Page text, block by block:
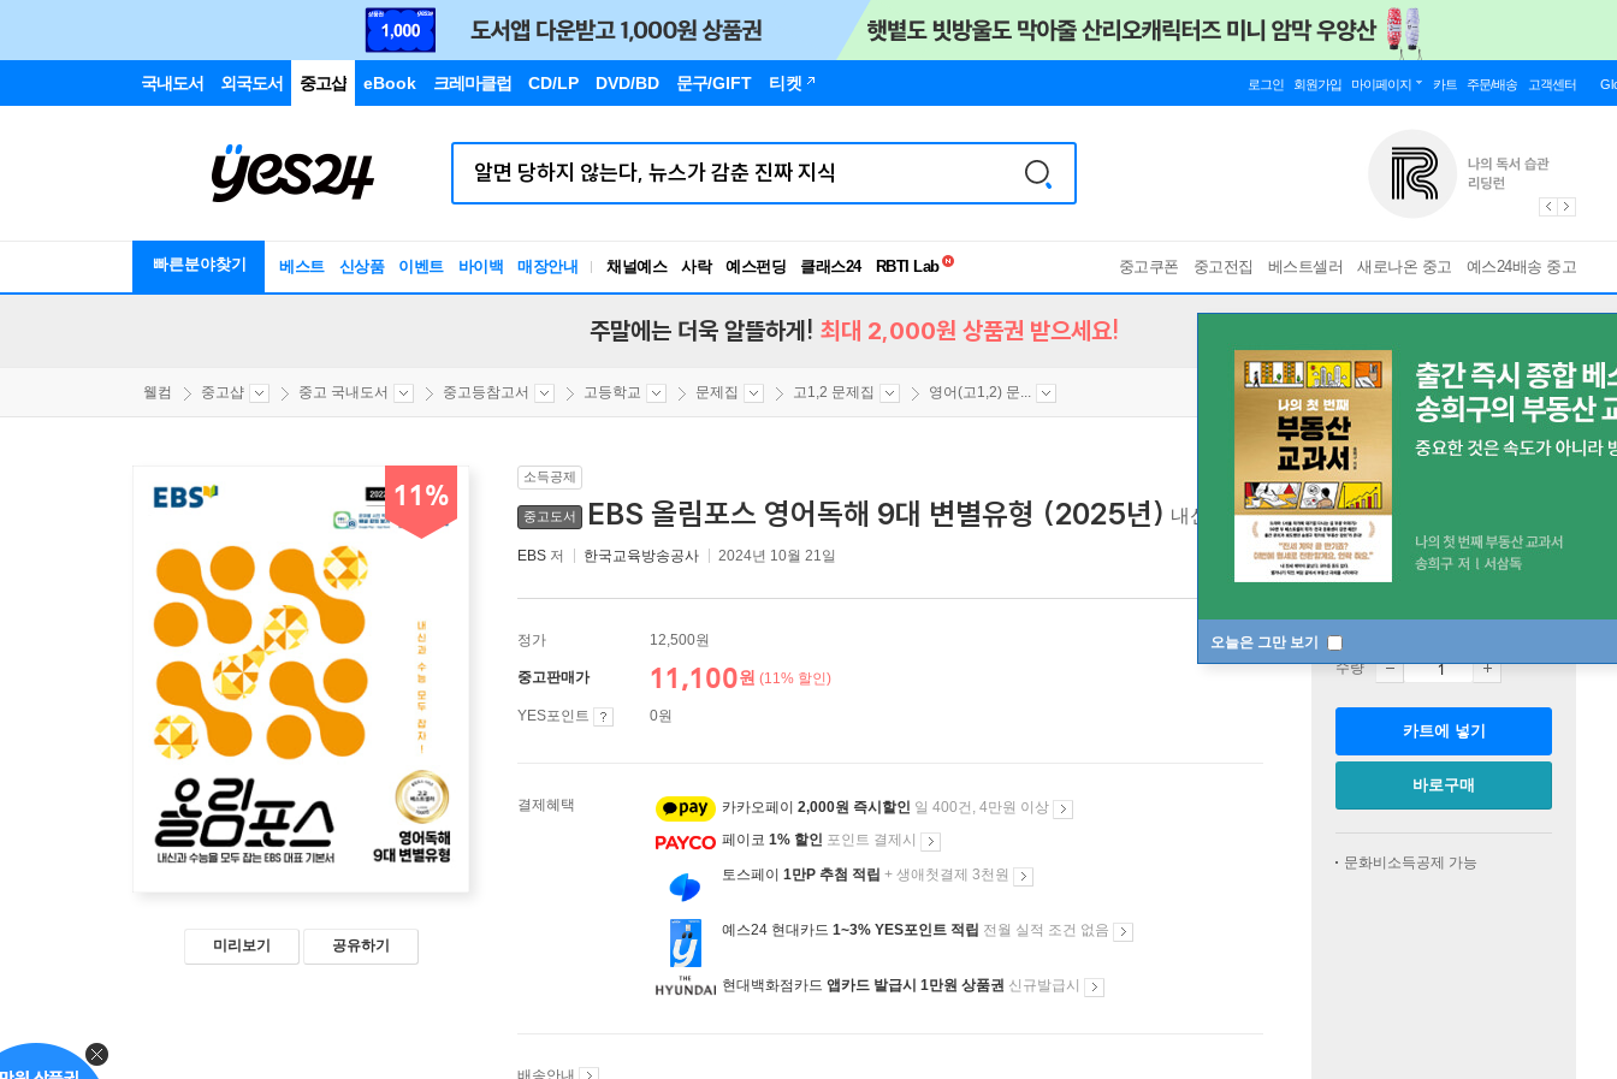
국내도서 외국도서 중고샵 eBook 크레마클럽 CD/LP DVD/BD 문구/GIFT 티켓 로그인 회원가입 마이페이지 카트 주문/배송 고객센터
빠른분야찾기 베스트 신상품 이벤트 바이백 매장안내 채널예스 사락 예스펀딩 클래스24
독서유형검사
중고쿠폰 중고전집 베스트셀러 새로나온 중고 예스24배송 중고
오늘은 그만 보기
주말에는 더욱 알뜰하게! 최대 2,000원 상품권 받으세요!
웰컴 중고샵 중고 국내도서 중고등참고서 고등학교 문제집 고1,2 문제집 영어(고1,2) 문...
11%
미리보기 공유하기
소득공제
중고도서 EBS 올림포스 영어독해 9대 변별유형 (2025년) 내신과 수능을 모두 잡는 EBS 대표 기본서
EBS 저 한국교육방송공사 2024년 10월 21일
정가 12,500원
중고판매가 11,100원 (11% 할인)
YES포인트 0원
결제혜택 카카오페이 2,000원 즉시할인 일 400건, 4만원 이상
페이코 1% 할인 포인트 결제시
토스페이 1만P 추첨 적립 + 생애첫결제 3천원
예스24 현대카드 1~3% YES포인트 적립 전월 실적 조건 없음
현대백화점카드 앱카드 발급시 1만원 상품권 신규발급시
배송안내
수량
카트에 넣기
바로구매
문화비소득공제 가능